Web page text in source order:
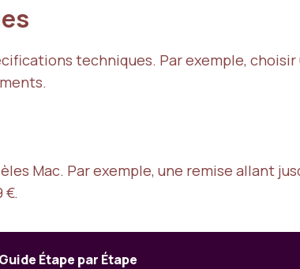
techniques. Par exemple, choisir
Mac. Par exemple, une remise allant
€.
Étape par Étape